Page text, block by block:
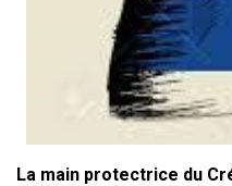
La main protectrice du